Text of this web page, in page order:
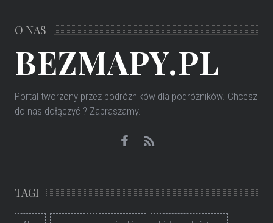
O NAS
BEZMAPY.PL
Portal tworzony przez podróżników dla podróżników. Chcesz
do nas dołączyć ? Zapraszamy.
TAGI